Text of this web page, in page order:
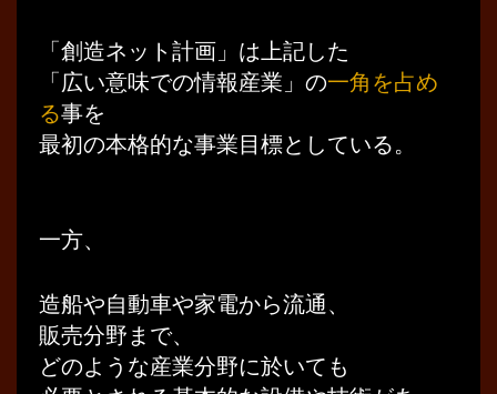
「創造ネット計画」は上記した
「広い意味での情報産業」の一角を占め
る事を
最初の本格的な事業目標としている。
一方、
造船や自動車や家電から流通、
販売分野まで、
どのような産業分野に於いても